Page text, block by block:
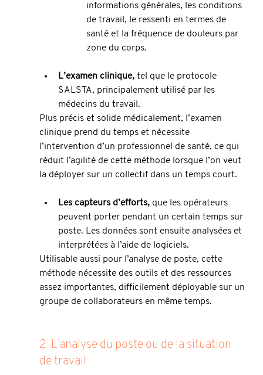
informations générales, les conditions
de travail, le ressenti en termes de
santé et la fréquence de douleurs par
zone du corps.
L’examen clinique, tel que le protocole
SALSTA, principalement utilisé par les
médecins du travail.
Plus précis et solide médicalement, l’examen
clinique prend du temps et nécessite
l’intervention d’un professionnel de santé, ce qui
réduit l’agilité de cette méthode lorsque l’on veut
la déployer sur un collectif dans un temps court.
Les capteurs d’efforts, que les opérateurs
peuvent porter pendant un certain temps sur
poste. Les données sont ensuite analysées et
interprétées à l’aide de logiciels.
Utilisable aussi pour l’analyse de poste, cette
méthode nécessite des outils et des ressources
assez importantes, difficilement déployable sur un
groupe de collaborateurs en même temps.
2. L’analyse du poste ou de la situation
de travail